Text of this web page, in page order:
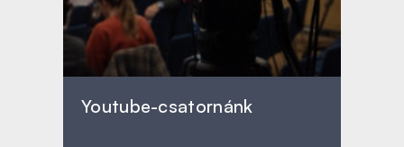
Youtube-csatornánk